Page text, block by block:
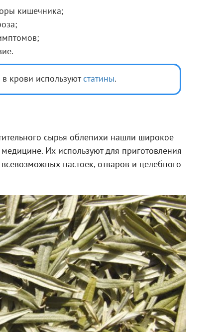
кишечника;
крови используют статины.
сырья облепихи нашли широкое
Их используют для приготовления
настоек, отваров и целебного